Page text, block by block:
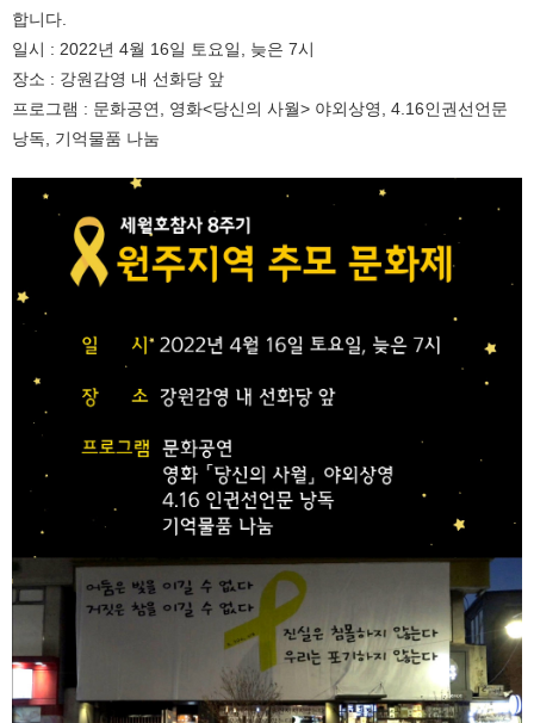
합니다.
일시 : 2022년 4월 16일 토요일, 늦은 7시
장소 : 강원감영 내 선화당 앞
프로그램 : 문화공연, 영화<당신의 사월> 야외상영, 4.16인권선언문
낭독, 기억물품 나눔